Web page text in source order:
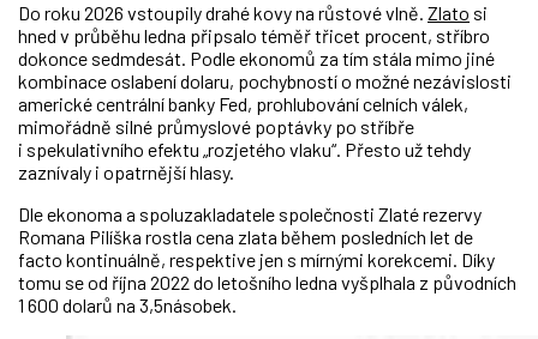
Do roku 2026 vstoupily drahé kovy na růstové vlně. Zlato si
hned v průběhu ledna připsalo téměř třicet procent, stříbro
dokonce sedmdesát. Podle ekonomů za tím stála mimo jiné
kombinace oslabení dolaru, pochybností o možné nezávislosti
americké centrální banky Fed, prohlubování celních válek,
mimořádně silné průmyslové poptávky po stříbře
i spekulativního efektu „rozjetého vlaku“. Přesto už tehdy
zaznívaly i opatrnější hlasy.
Dle ekonoma a spoluzakladatele společnosti Zlaté rezervy
Romana Pilíška rostla cena zlata během posledních let de
facto kontinuálně, respektive jen s mírnými korekcemi. Díky
tomu se od října 2022 do letošního ledna vyšplhala z původních
1 600 dolarů na 3,5násobek.